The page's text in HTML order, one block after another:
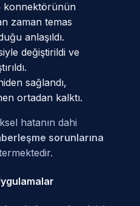
konnektörünün
zaman temas
anlaşıldı.
değiştirildi ve
sağlandı,
ortadan kalktı.
hatanın dahi
sorunlarına